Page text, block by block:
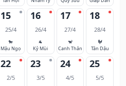
15
25/4
🐎
Mậu Ngọ
16
26/4
🐐
Kỷ Mùi
17
27/4
🐒
Canh Thân
18
28/4
🐓
Tân Dậu
22
2/5
23
3/5
24
4/5
25
5/5